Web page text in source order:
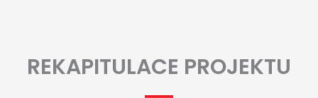
REKAPITULACE PROJEKTU